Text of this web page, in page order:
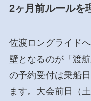
2ヶ月前ルールを
佐渡ロングライド
壁となるのが「渡
の予約受付は乗船
ます。大会前日（